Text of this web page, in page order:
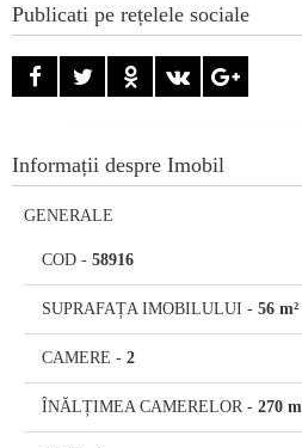
Publicati pe rețelele sociale
Informații despre Imobil
GENERALE
COD - 58916
SUPRAFAȚA IMOBILULUI - 56 m²
CAMERE - 2
ÎNĂLȚIMEA CAMERELOR - 270 m